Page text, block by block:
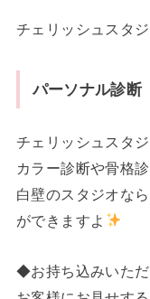
チェリッシュスタ
パーソナル診断
チェリッシュスタ
カラー診断や骨格
白壁のスタジオな
ができますよ
◆お持ち込みいた